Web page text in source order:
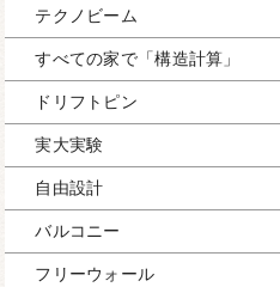
テクノビーム
すべての家で「構造計算」
ドリフトピン
実大実験
自由設計
バルコニー
フリーウォール